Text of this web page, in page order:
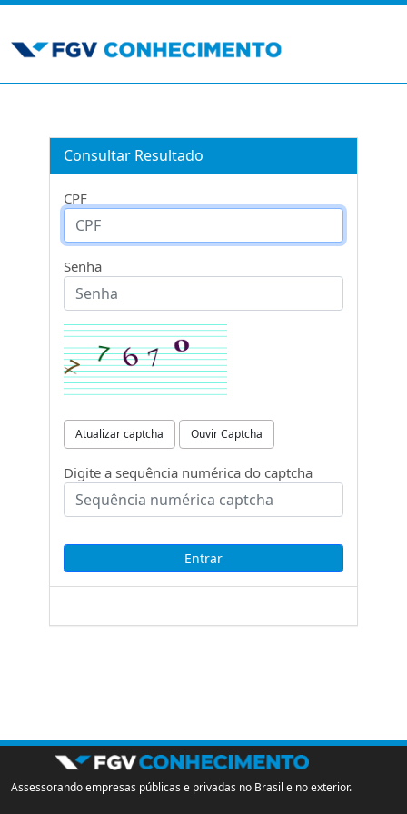
Consultar Resultado
CPF
Senha
Atualizar captcha Ouvir Captcha
Digite a sequência numérica do captcha
Assessorando empresas públicas e privadas no Brasil e no exterior.